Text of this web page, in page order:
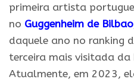
primeira artista
no Guggenheim de Bilbao
daquele ano no ranking
terceira mais visitada da
Atualmente, em 2023,